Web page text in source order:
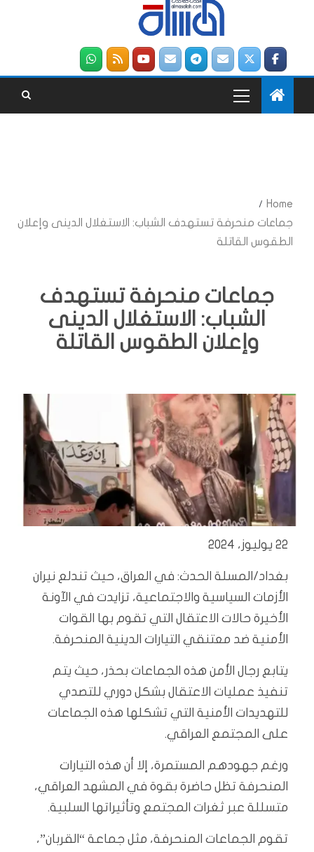
Home
جماعات منحرفة تستهدف الشباب: الاستغلال الدينى وإعلان
الطقوس القاتلة
جماعات منحرفة تستهدف
الشباب: الاستغلال الدينى
وإعلان الطقوس القاتلة
22 يوليوز، 2024
بغداد/المسلة الحدث: في العراق، حيث تندلع نيران
الأزمات السياسية والاجتماعية، تزايدت في الآونة
الأخيرة حالات الاعتقال التي تقوم بها القوات
الأمنية ضد معتنقي التيارات الدينية المنحرفة.
يتابع رجال الأمن هذه الجماعات بحذر، حيث يتم
تنفيذ عمليات الاعتقال بشكل دوري للتصدي
للتهديدات الأمنية التي تشكلها هذه الجماعات
على المجتمع العراقي.
ورغم جهودهم المستمرة، إلا أن هذه التيارات
المنحرفة تظل حاضرة بقوة في المشهد العراقي،
متسللة عبر ثغرات المجتمع وتأثيراتها السلبية.
تقوم الجماعات المنحرفة، مثل جماعة “القربان”،